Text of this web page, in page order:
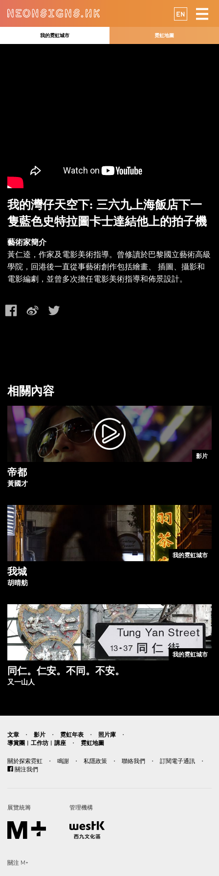
EN
我的霓虹城市 霓虹地圖
我的灣仔天空下: 三六九上海飯店下一
隻藍色史特拉圖卡士達結他上的拍子機
藝術家簡介
黃仁逵，作家及電影美術指導。曾修讀於巴黎國立藝術高級
學院，回港後一直從事藝術創作包括繪畫、 插圖、攝影和
電影編劇，並曾多次擔任電影美術指導和佈景設計。
相關內容
影片
帝都
黃國才
我的霓虹城市
我城
胡晴舫
我的霓虹城市
同仁。仁安。不同。不安。
又一山人
文章 ・ 影片 ・ 霓虹年表 ・ 照片庫 ・
導賞團︱工作坊︱講座 ・ 霓虹地圖
關於探索霓虹 ・ 鳴謝 ・ 私隱政策 ・ 聯絡我們 ・ 訂閱電子通訊
・
關注我們
展覽統籌 管理機構
關注 M+